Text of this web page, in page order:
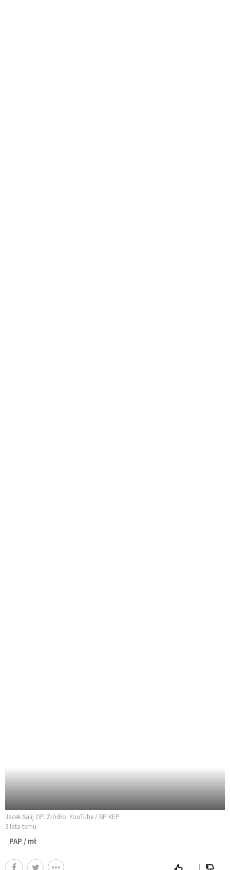
Jacek Salij OP. Źródło: YouTube / BP KEP
3 lata temu
PAP / mł